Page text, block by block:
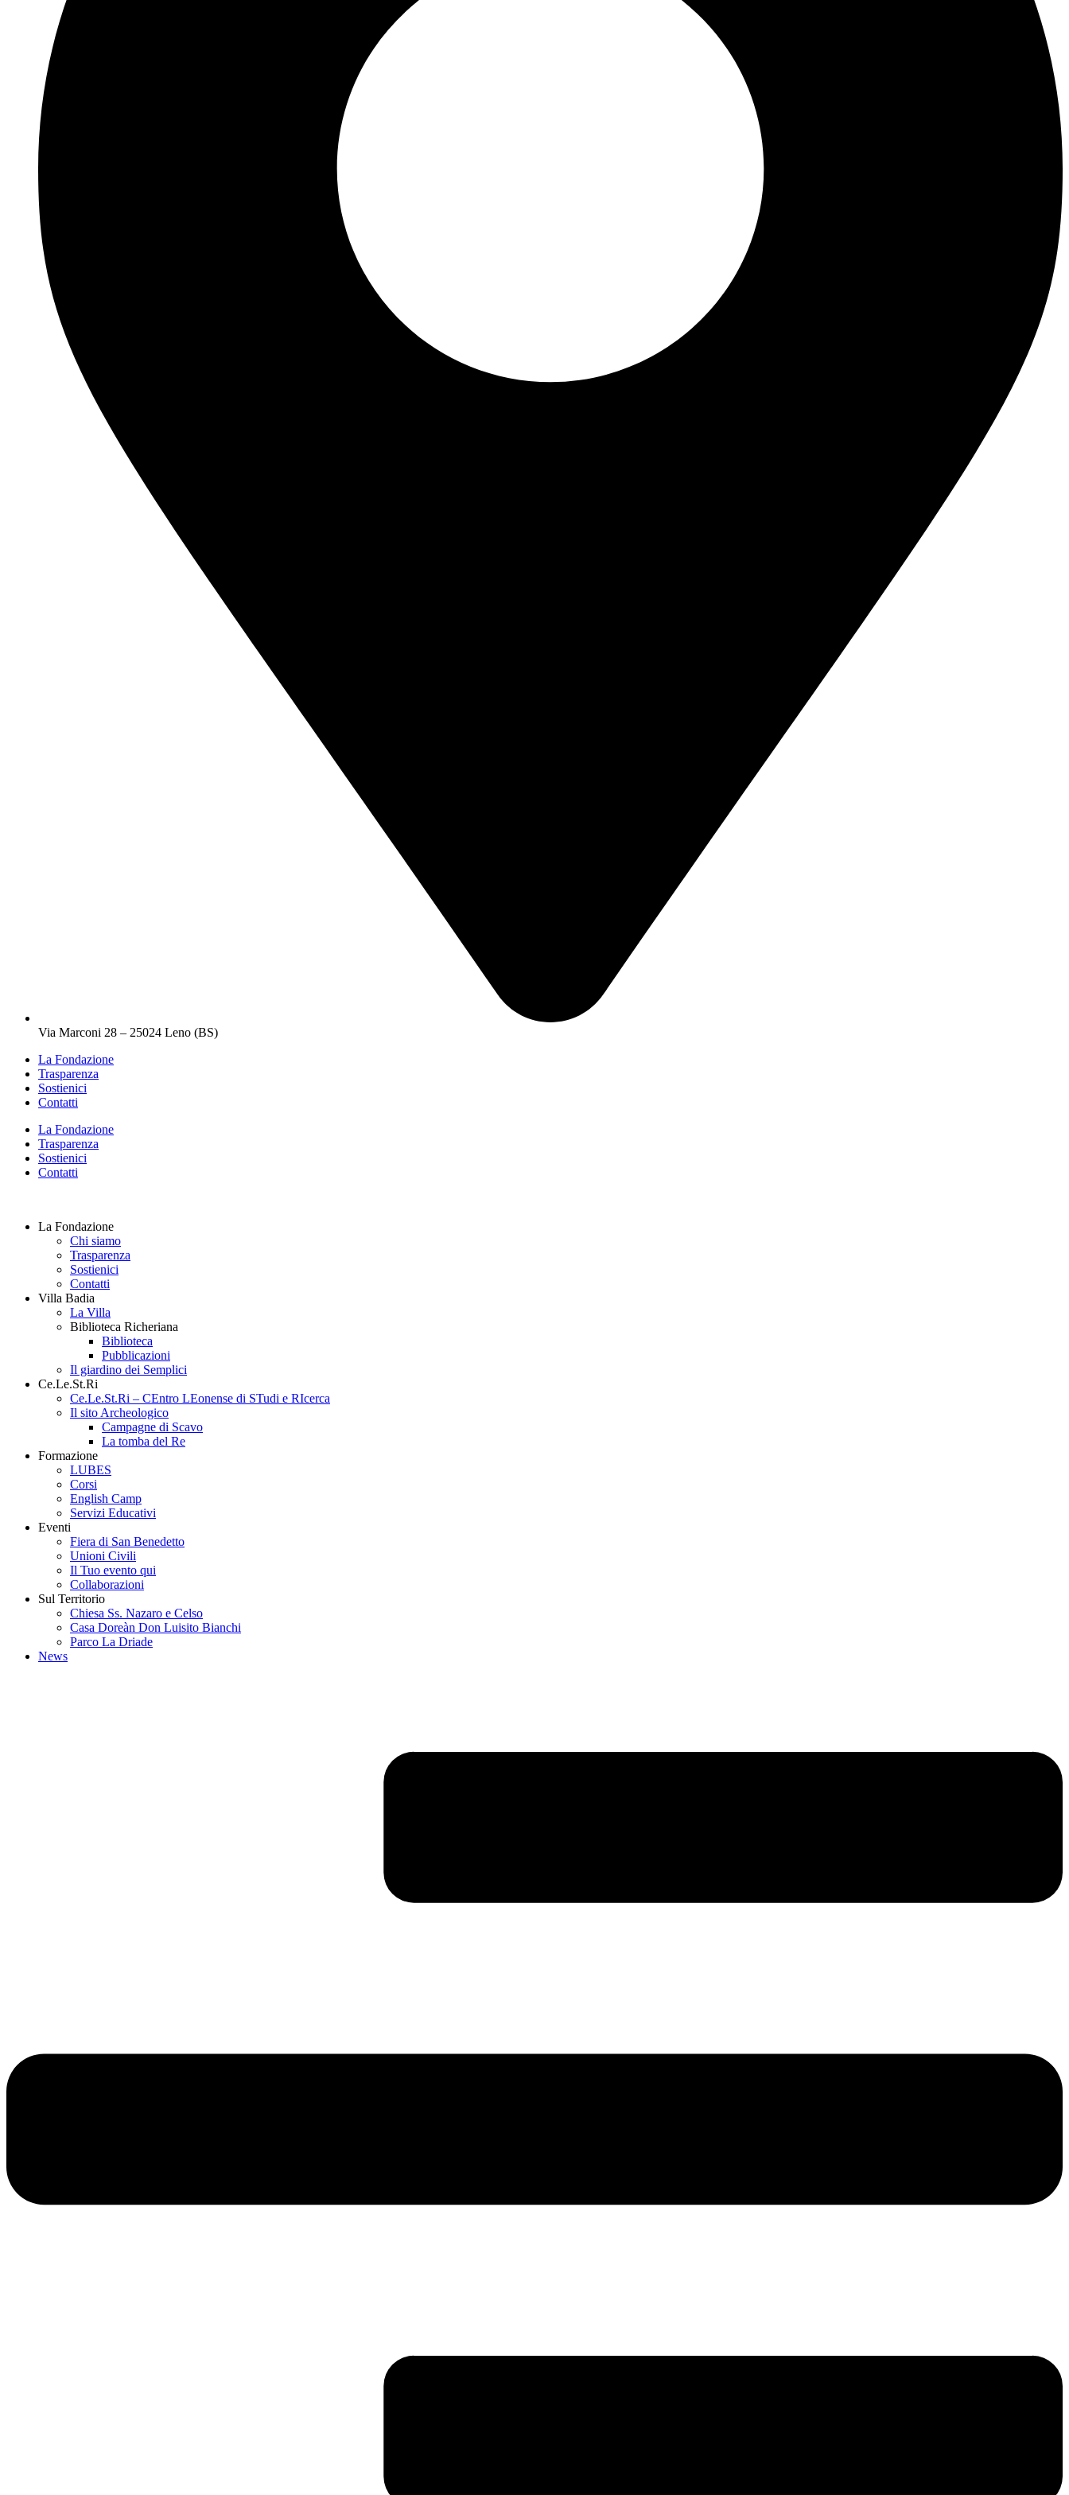
Via Marconi 28 – 25024 Leno (BS)
La Fondazione
Trasparenza
Sostienici
Contatti
La Fondazione
Trasparenza
Sostienici
Contatti
La Fondazione
Chi siamo
Trasparenza
Sostienici
Contatti
Villa Badia
La Villa
Biblioteca Richeriana
Biblioteca
Pubblicazioni
Il giardino dei Semplici
Ce.Le.St.Ri
Ce.Le.St.Ri – CEntro LEonense di STudi e RIcerca
Il sito Archeologico
Campagne di Scavo
La tomba del Re
Formazione
LUBES
Corsi
English Camp
Servizi Educativi
Eventi
Fiera di San Benedetto
Unioni Civili
Il Tuo evento qui
Collaborazioni
Sul Territorio
Chiesa Ss. Nazaro e Celso
Casa Doreàn Don Luisito Bianchi
Parco La Driade
News